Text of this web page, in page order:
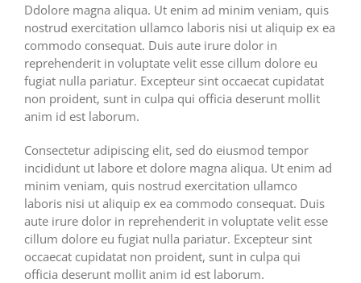
Ddolore magna aliqua. Ut enim ad minim veniam, quis
nostrud exercitation ullamco laboris nisi ut aliquip ex ea
commodo consequat. Duis aute irure dolor in
reprehenderit in voluptate velit esse cillum dolore eu
fugiat nulla pariatur. Excepteur sint occaecat cupidatat
non proident, sunt in culpa qui officia deserunt mollit
anim id est laborum.
Consectetur adipiscing elit, sed do eiusmod tempor
incididunt ut labore et dolore magna aliqua. Ut enim ad
minim veniam, quis nostrud exercitation ullamco
laboris nisi ut aliquip ex ea commodo consequat. Duis
aute irure dolor in reprehenderit in voluptate velit esse
cillum dolore eu fugiat nulla pariatur. Excepteur sint
occaecat cupidatat non proident, sunt in culpa qui
officia deserunt mollit anim id est laborum.